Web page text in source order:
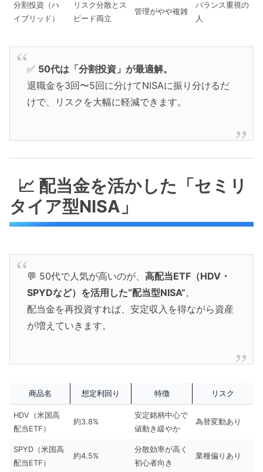
分割投資（ハ
イブリッド）
リスク分散とス
ピード両立
管理がやや複雑
バランス重視の
人
✅ 50代は「分割投資」が最適解。
退職金を3回〜5回に分けてNISAに振り分けるだ
けで、リスクを大幅に軽減できます。
📈 配当金を活かした「セミリ
タイア型NISA」
💬 50代で人気が高いのが、 高配当ETF（HDV・
SPYDなど）を活用した“配当型NISA”。
配当金を再投資すれば、安定収入を得ながら資産
が増えていきます。
商品名 想定利回り 特徴 リスク
HDV（米国高
配当ETF）
約3.8%
安定銘柄中心で
値動き緩やか
為替変動あり
SPYD（米国高
配当ETF）
約4.5%
分散効率が高く
初心者向き
業種偏りあり